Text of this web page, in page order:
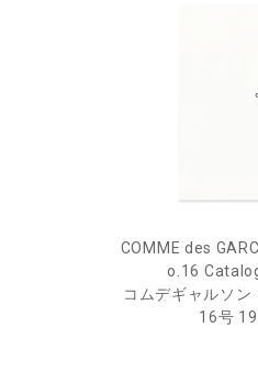
COMME des
o.16
コムデギャルソン
16号